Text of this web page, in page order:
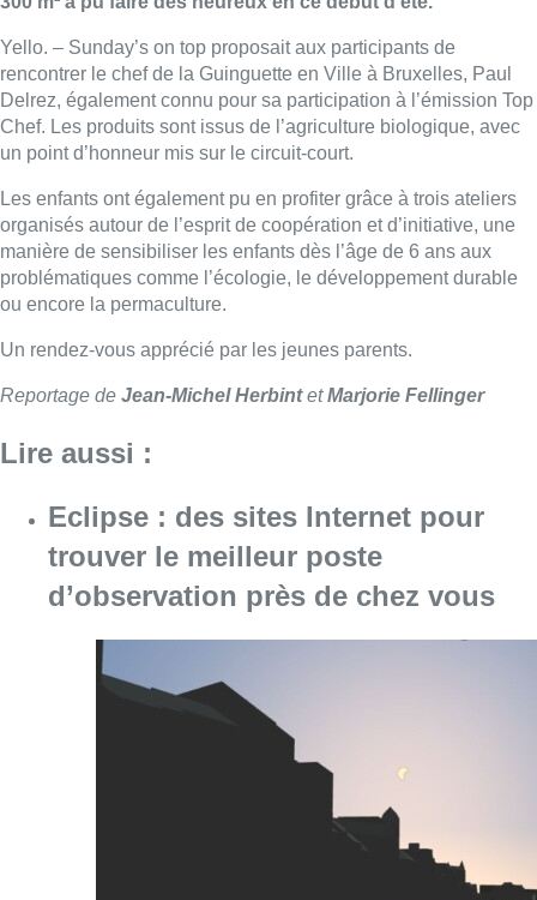
Reportage deJean-Michel HerbintetMarjorie Fellinger
Lire aussi :
Eclipse : des sites Internet pour
trouver le meilleur poste
d’observation près de chez vous
Consulter l'article "Eclipse : des sites
Chaleur : 95% des maisons de
repos et hôpitaux doivent être